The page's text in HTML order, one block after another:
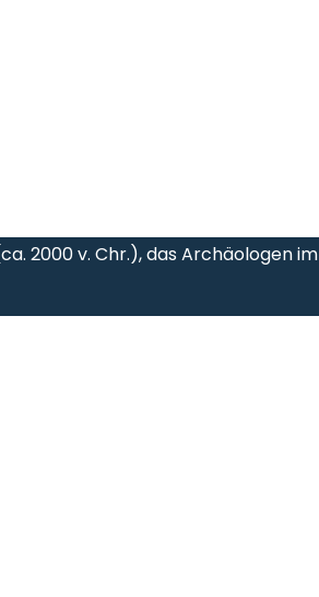
2000 v. Chr.), das Archäologen im